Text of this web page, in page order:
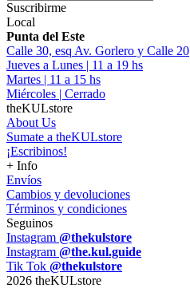
Suscribirme
Local
Punta del Este
Calle 30, esq Av. Gorlero y Calle 20
Jueves a Lunes | 11 a 19 hs
Martes | 11 a 15 hs
Miércoles | Cerrado
theKULstore
About Us
Sumate a theKULstore
¡Escribinos!
+ Info
Envíos
Cambios y devoluciones
Términos y condiciones
Seguinos
Instagram @thekulstore
Instagram @the.kul.guide
Tik Tok @thekulstore
2026 theKULstore